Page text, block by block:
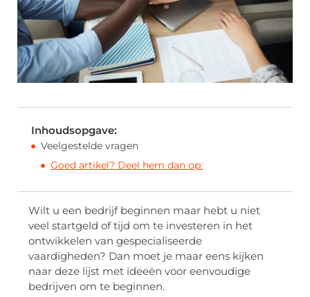
Inhoudsopgave:
Veelgestelde vragen
Goed artikel? Deel hem dan op:
Wilt u een bedrijf beginnen maar hebt u niet
veel startgeld of tijd om te investeren in het
ontwikkelen van gespecialiseerde
vaardigheden? Dan moet je maar eens kijken
naar deze lijst met ideeën voor eenvoudige
bedrijven om te beginnen.